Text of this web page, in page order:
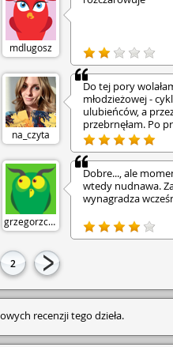
mdlugosz
na_czyta
Do tej pory
młodzieżowej -
ulubieńców, a
przebrnęłam. Po
chyba się zmieni,
powieść czułam
maxa wciągający
takich
Klimat bardzo
nie ma się co
rodzinnego domu
ustabilizowania
silnym
sąsiadów ale też
pijaczka
swoimi dziećmi.
narkotykami,
grzegorzcz3
Dobre..., ale
wtedy nudnawa.
wynagradza
2
recenzji tego dzieła.